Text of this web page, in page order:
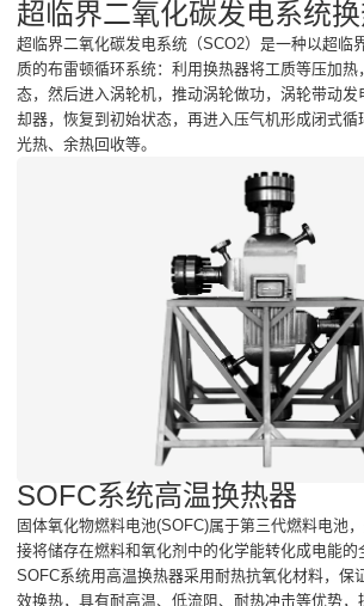
超临界二氧化碳发电系统
超临界二氧化碳发电系统（SCO2）是一种以超临
质的布雷顿循环系统：利用换热器将工质等压加
态，然后进入涡轮机，推动涡轮做功，涡轮带动发
却器，恢复到初始状态，再进入压气机形成闭式循
光热、余热回收等。
SOFC系统高温换热器
固体氧化物燃料电池(SOFC)属于第三代燃料电池
接将储存在燃料和氧化剂中的化学能转化成电能的
SOFC系统用高温换热器采用耐热抗氧化材料，
效换热，具有耐高温、低流阻、耐热冲击等优势，